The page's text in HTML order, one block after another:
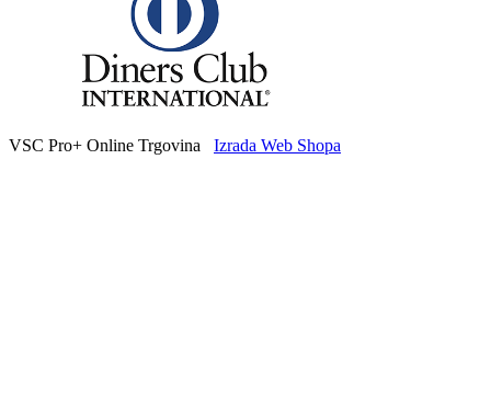
VSC Pro+ Online Trgovina Izrada Web Shopa